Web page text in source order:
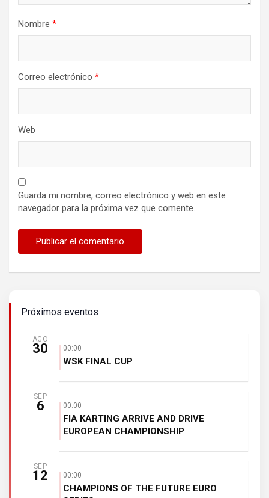
Nombre *
Correo electrónico *
Web
Guarda mi nombre, correo electrónico y web en este
navegador para la próxima vez que comente.
Próximos eventos
AGO
30 00:00
WSK FINAL CUP
SEP
6 00:00
FIA KARTING ARRIVE AND DRIVE
EUROPEAN CHAMPIONSHIP
SEP
12 00:00
CHAMPIONS OF THE FUTURE EURO